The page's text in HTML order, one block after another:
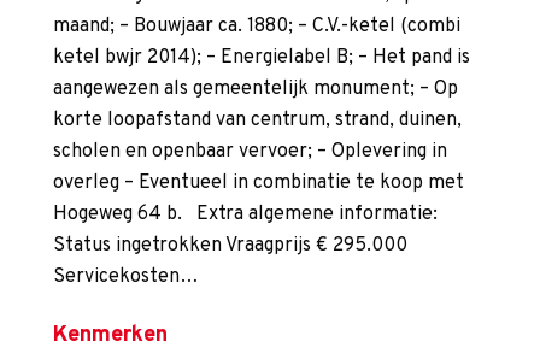
maand; – Bouwjaar ca. 1880; – C.V.-ketel (combi
ketel bwjr 2014); – Energielabel B; – Het pand is
aangewezen als gemeentelijk monument; – Op
korte loopafstand van centrum, strand, duinen,
scholen en openbaar vervoer; – Oplevering in
overleg – Eventueel in combinatie te koop met
Hogeweg 64 b. Extra algemene informatie:
Status ingetrokken Vraagprijs € 295.000
Servicekosten…
Kenmerken